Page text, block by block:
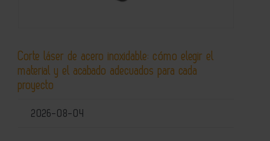
Corte láser de acero inoxidable: cómo elegir el
material y el acabado adecuados para cada
proyecto
2026-08-04